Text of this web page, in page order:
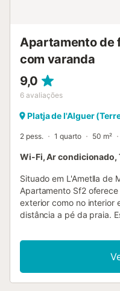
Apartamento de
com varanda
9,0
6 avaliações
Platja de l'Alguer
2 pess. 1 quarto 50 m²
Wi-Fi, Ar condicionado,
Situado em L'Ametlla de
Apartamento Sf2
exterior como no interior
distância a pé da praia.
pessoa, uma cozinha,
podendo acomodar até
adicionais incluem-se
máquina de lavar roupa.